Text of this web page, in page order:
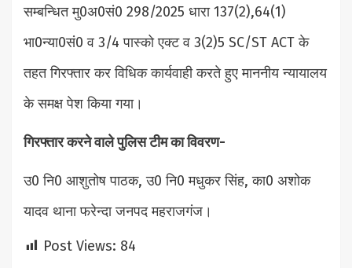
सम्बन्धित मु0अ0सं0 298/2025 धारा 137(2),64(1)
भा0न्या0सं0 व 3/4 पास्को एक्ट व 3(2)5 SC/ST ACT के
तहत गिरफ्तार कर विधिक कार्यवाही करते हुए माननीय न्यायालय
के समक्ष पेश किया गया।
गिरफ्तार करने वाले पुलिस टीम का विवरण-
उ0 नि0 आशुतोष पाठक, उ0 नि0 मधुकर सिंह, का0 अशोक
यादव थाना फरेन्दा जनपद महराजगंज।
Post Views: 84